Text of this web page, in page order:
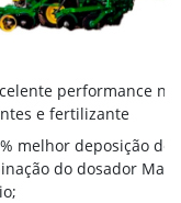
performance
e fertilizante
melhor deposição de
do dosador